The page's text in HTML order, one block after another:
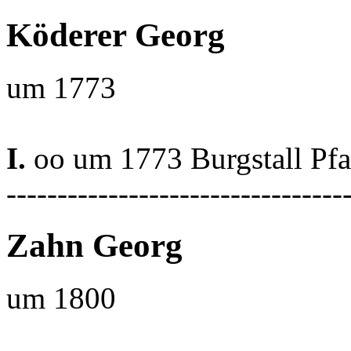
Köderer Georg
um 1773
I. oo um 1773 Burgstall
Zahn Georg
um 1800